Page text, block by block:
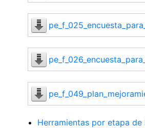
Herramientas por etapa